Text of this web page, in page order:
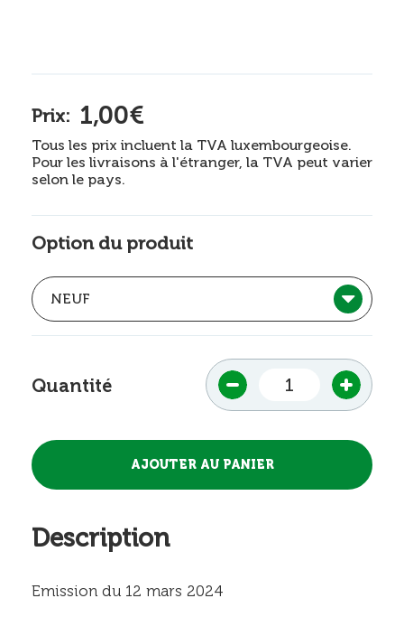
Prix: 1,00€
Tous les prix incluent la TVA luxembourgeoise.
Pour les livraisons à l'étranger, la TVA peut varier
selon le pays.
Option du produit
Quantité
Description
Emission du 12 mars 2024